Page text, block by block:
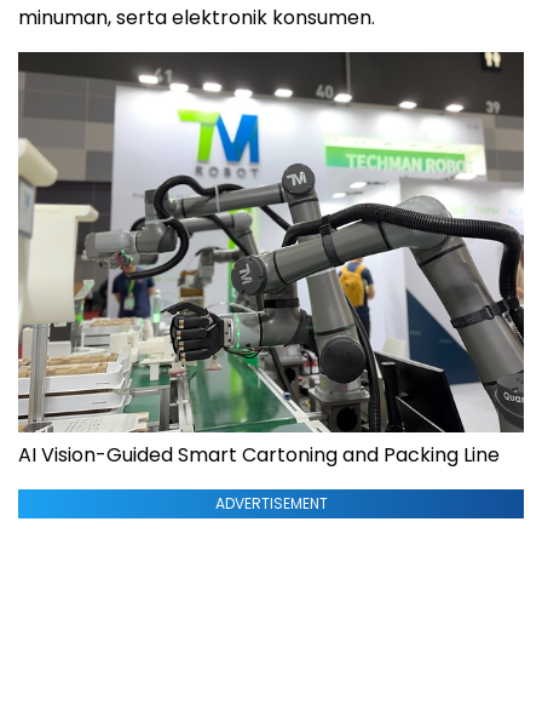
minuman, serta elektronik konsumen.
AI Vision-Guided Smart Cartoning and Packing Line
ADVERTISEMENT